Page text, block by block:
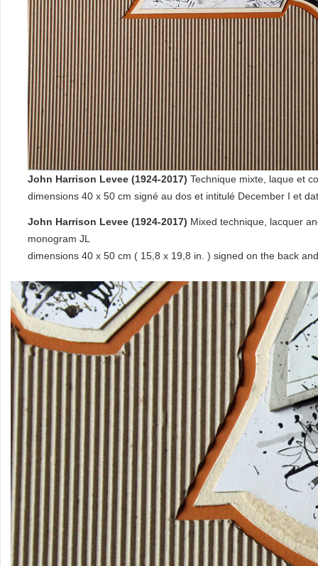
John Harrison Levee (1924-2017) Technique mixte, laque et
dimensions 40 x 50 cm signé au dos et intitulé December I et
John Harrison Levee (1924-2017) Mixed technique, lacquer
monogram JL
dimensions 40 x 50 cm ( 15,8 x 19,8 in. ) signed on the back